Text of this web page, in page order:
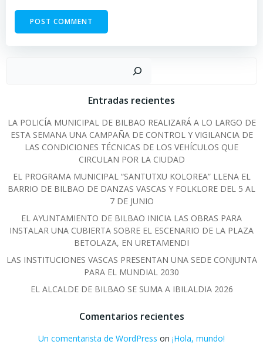
Entradas recientes
LA POLICÍA MUNICIPAL DE BILBAO REALIZARÁ A LO LARGO DE
ESTA SEMANA UNA CAMPAÑA DE CONTROL Y VIGILANCIA DE
LAS CONDICIONES TÉCNICAS DE LOS VEHÍCULOS QUE
CIRCULAN POR LA CIUDAD
EL PROGRAMA MUNICIPAL “SANTUTXU KOLOREA” LLENA EL
BARRIO DE BILBAO DE DANZAS VASCAS Y FOLKLORE DEL 5 AL
7 DE JUNIO
EL AYUNTAMIENTO DE BILBAO INICIA LAS OBRAS PARA
INSTALAR UNA CUBIERTA SOBRE EL ESCENARIO DE LA PLAZA
BETOLAZA, EN URETAMENDI
LAS INSTITUCIONES VASCAS PRESENTAN UNA SEDE CONJUNTA
PARA EL MUNDIAL 2030
EL ALCALDE DE BILBAO SE SUMA A IBILALDIA 2026
Comentarios recientes
Un comentarista de WordPress on ¡Hola, mundo!